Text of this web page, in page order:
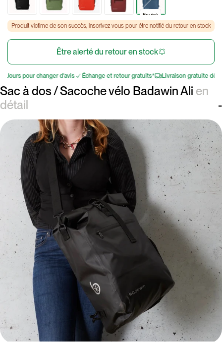
Epuisé
Epuisé
Produit victime de son succès, inscrivez-vous pour être notifié du retour en stock
Être alerté du retour en stock
pour changer d'avis Échange et retour gratuits* Livraison gratuite dès 75€
Sac à dos / Sacoche vélo Badawin Ali en
détail